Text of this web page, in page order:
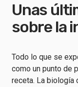
Unas
sobre la
Todo lo que se
como un punto de
receta. La biología